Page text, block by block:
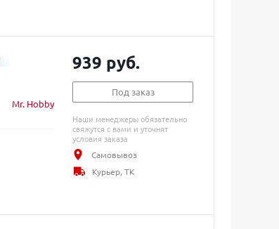
Mr. Hobby
939 руб.
Под заказ
Наши менеджеры обязательно
свяжутся с вами и уточнят
условия заказа
Самовывоз
Курьер, ТК